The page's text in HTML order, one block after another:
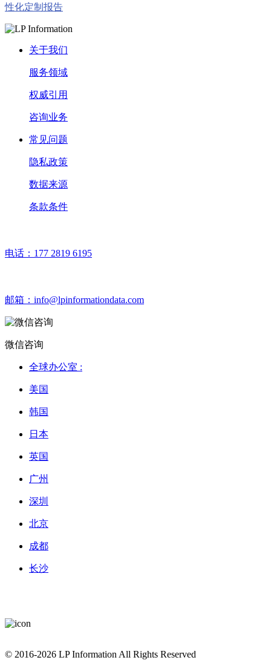
性化定制报告
关于我们
服务领域
权威引用
咨询业务
常见问题
隐私政策
数据来源
条款条件
电话： 177 2819 6195
邮箱： info@lpinformationdata.com
微信咨询
全球办公室 :
美国
韩国
日本
英国
广州
深圳
北京
成都
长沙
© 2016-2026 LP Information All Rights Reserved